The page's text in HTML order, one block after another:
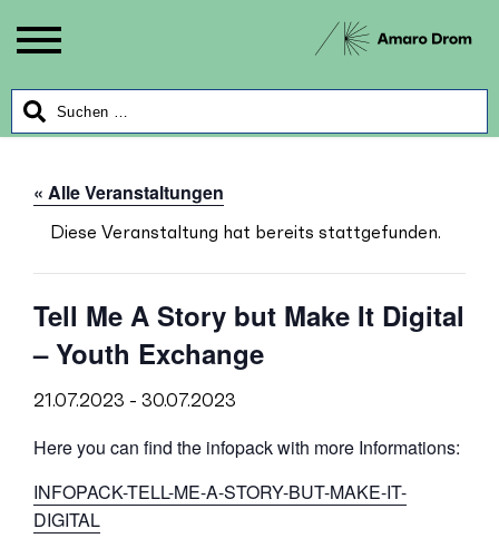
« Alle Veranstaltungen
Diese Veranstaltung hat bereits stattgefunden.
Tell Me A Story but Make It Digital
– Youth Exchange
21.07.2023 - 30.07.2023
Here you can find the infopack with more Informations:
INFOPACK-TELL-ME-A-STORY-BUT-MAKE-IT-
DIGITAL